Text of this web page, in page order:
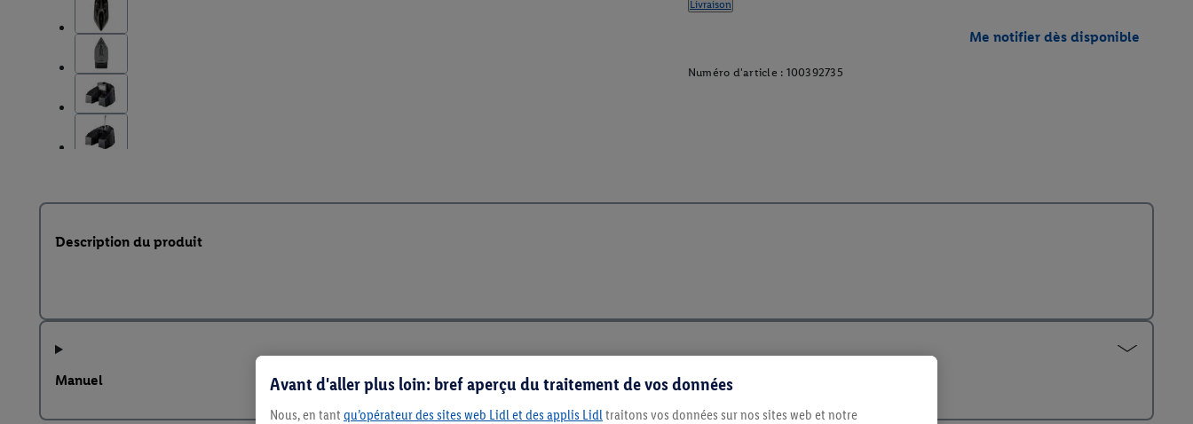
Livraison
Me notifier dès disponible
Numéro d'article : 100392735
Description du produit
Manuel Avant d'aller plus loin: bref aperçu du traitement de vos données
Nous, en tant qu’opérateur des sites web Lidl et des applis Lidl traitons vos données sur nos sites web et notre